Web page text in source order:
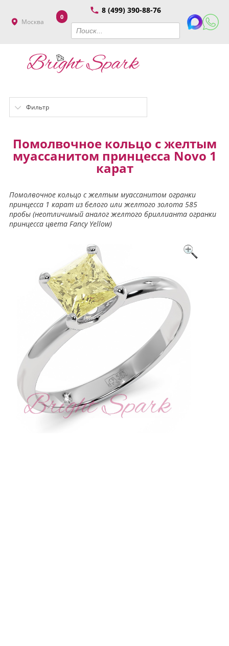
Москва
8 (499) 390-88-76
0
Фильтр
Помолвочное кольцо с желтым
муассанитом принцесса Novo 1
карат
Помолвочное кольцо с желтым муассанитом огранки
принцесса 1 карат из белого или желтого золота 585
пробы (неотличимый аналог желтого бриллианта огранки
принцесса цвета Fancy Yellow)